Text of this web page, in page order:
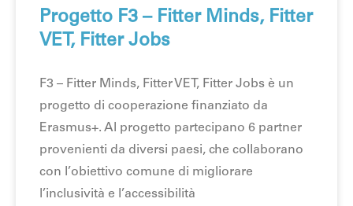
Progetto F3 – Fitter Minds, Fitter
VET, Fitter Jobs
F3 – Fitter Minds, Fitter VET, Fitter Jobs è un
progetto di cooperazione finanziato da
Erasmus+. Al progetto partecipano 6 partner
provenienti da diversi paesi, che collaborano
con l’obiettivo comune di migliorare
l’inclusività e l’accessibilità